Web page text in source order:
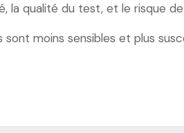
la qualité du test, et le risque
moins sensibles et plus